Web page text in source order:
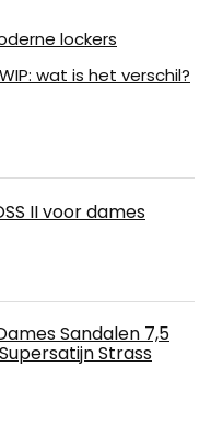
lockers
wat is het verschil?
II voor dames
Sandalen 7,5
Strass